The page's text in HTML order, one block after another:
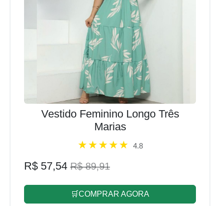
Vestido Feminino Longo Três
Marias
4.8
R$ 57,54 R$ 89,91
🛒COMPRAR AGORA